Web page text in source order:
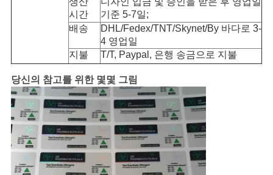
PRIVACY
POLICY
시간
기준 5-7일;
배송
DHL/Fedex/TNT/Skynet/By 바다로 3-
4 영업일
지불
T/T, Paypal, 은행 송금으로 지불
당신의 참고를 위한 몇몇 그림